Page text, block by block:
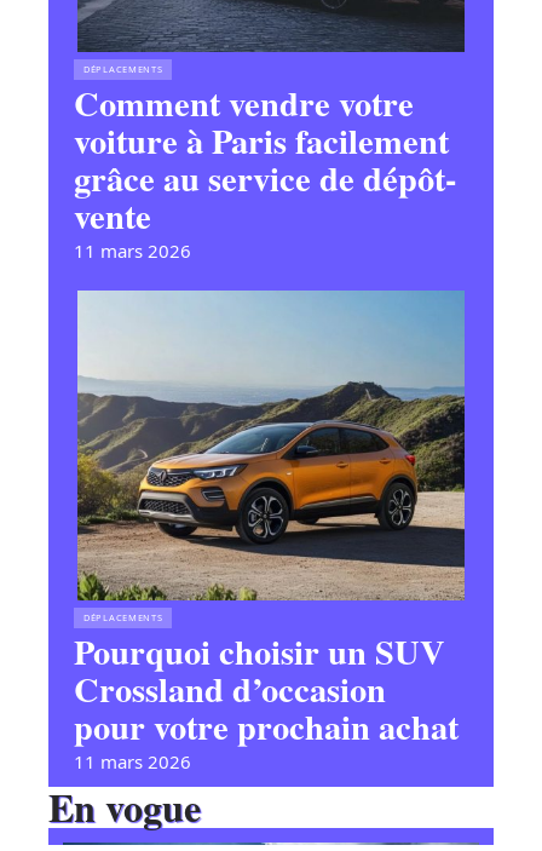
DÉPLACEMENTS
Comment vendre votre
voiture à Paris facilement
grâce au service de dépôt-
vente
11 mars 2026
DÉPLACEMENTS
Pourquoi choisir un SUV
Crossland d’occasion
pour votre prochain achat
11 mars 2026
En vogue